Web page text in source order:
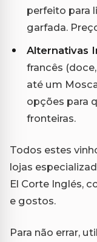
perfeito para
garfada.
Alternativas
francês
até um
opções para
fronteiras.
Todos estes
lojas
El Corte Inglés,
e gostos.
Para não errar,